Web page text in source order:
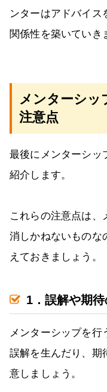
ンターはアドバイス
関係性を築いていき
メンターシッ
注意点
最後にメンターシッ
紹介します。
これらの注意点は、
消しかねないものな
えておきましょう。
1．誤解や期
メンターシップを行
誤解を生んだり、期
意しましょう。